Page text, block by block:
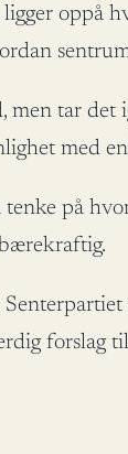
oppå
men tar
med
på
forslag